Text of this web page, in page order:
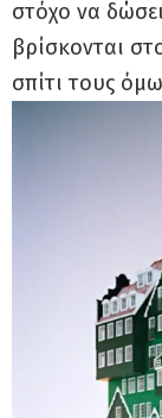
στόχο να
βρίσκονται
σπίτι τους